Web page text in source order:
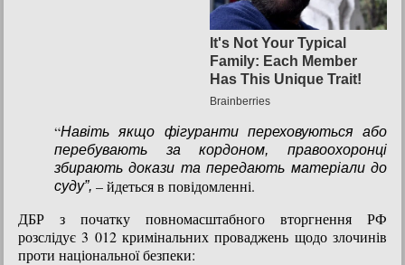
“Навіть якщо фігуранти переховуються або
перебувають за кордоном, правоохоронці
збирають докази та передають матеріали до
суду”, – йдеться в повідомленні.
ДБР з початку повномасштабного вторгнення РФ
розслідує 3 012 кримінальних проваджень щодо злочинів
проти національної безпеки: